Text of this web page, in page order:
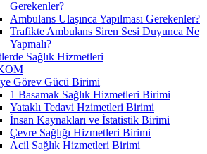
Gerekenler?
Ambulans Ulaşınca Yapılması Gerekenler?
Trafikte Ambulans Siren Sesi Duyunca Ne
Yapmalı?
Sağlık Hizmetleri
Görev Gücü Birimi
1 Basamak Sağlık Hizmetleri Birimi
Yataklı Tedavi Hzimetleri Birimi
İnsan Kaynakları ve İstatistik Birimi
Çevre Sağlığı Hizmetleri Birimi
Acil Sağlık Hizmetleri Birimi